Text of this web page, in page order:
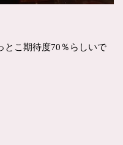
とこ期待度70％らしいで